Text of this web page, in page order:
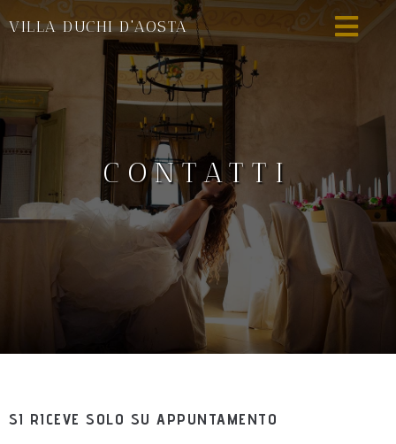
VILLA DUCHI D'AOSTA
CONTATTI
SI RICEVE SOLO SU APPUNTAMENTO